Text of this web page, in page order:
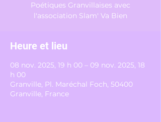
Poétiques Granvillaises avec
l'association Slam' Va Bien
Heure et lieu
08 nov. 2025, 19 h 00 – 09 nov. 2025, 18
h 00
Granville, Pl. Maréchal Foch, 50400
Granville, France